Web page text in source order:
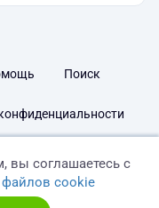
Поиск
вы соглашаетесь с
cookie